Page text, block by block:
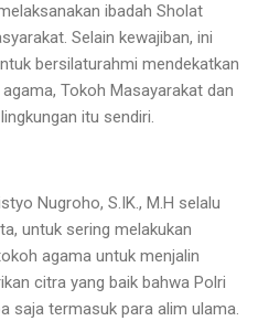
ibadah Sholat
Selain kewajiban, ini
bersilaturahmi mendekatkan
Tokoh Masayarakat dan
itu sendiri.
Nugroho, S.IK., M.H selalu
untuk sering melakukan
agama untuk menjalin
citra yang baik bahwa Polri
saja termasuk para alim ulama.